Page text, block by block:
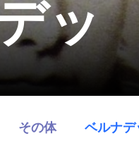
ッ
その体 ベルナデ